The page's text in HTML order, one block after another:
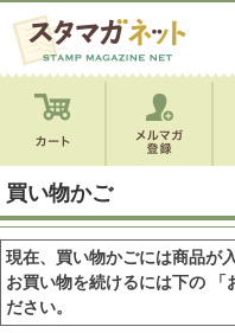
買い物かご
現在、買い物かごには商品が
お買い物を続けるには下の 「
ださい。